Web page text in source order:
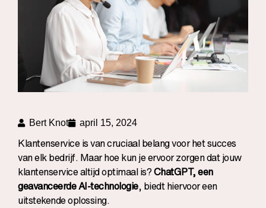
Bert Knot april 15, 2024
Klantenservice is van cruciaal belang voor het succes
van elk bedrijf. Maar hoe kun je ervoor zorgen dat jouw
klantenservice altijd optimaal is?ChatGPT, een
geavanceerde AI-technologie, biedt hiervoor een
uitstekende oplossing.